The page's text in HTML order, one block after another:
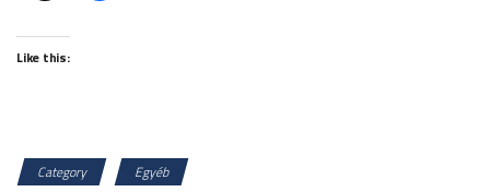
Like this:
Category Egyéb